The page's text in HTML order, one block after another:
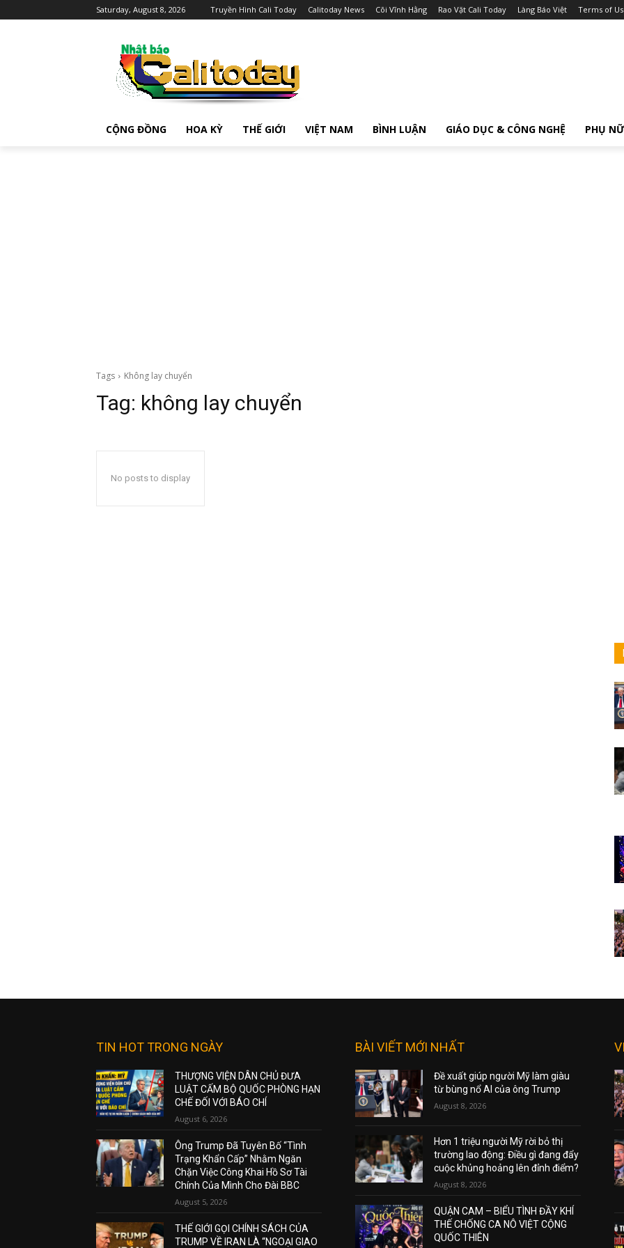
Saturday, August 8, 2026 Truyền Hình Cali Today Calitoday News Cõi Vĩnh Hằng Rao Vặt Cali Today Làng Báo Việt Terms of
CỘNG ĐỒNG HOA KỲ THẾ GIỚI VIỆT NAM BÌNH LUẬN GIÁO DỤC & CÔNG NGHỆ PHỤ NỮ
Tags Không lay chuyển
Tag: không lay chuyển
No posts to display
TIN HOT TRONG NGÀY
THƯỢNG VIỆN DÂN CHỦ ĐƯA
LUẬT CẤM BỘ QUỐC PHÒNG HẠN
CHẾ ĐỐI VỚI BÁO CHÍ
August 6, 2026
Ông Trump Đã Tuyên Bố “Tình
Trạng Khẩn Cấp” Nhằm Ngăn
Chặn Việc Công Khai Hồ Sơ Tài
Chính Của Mình Cho Đài BBC
August 5, 2026
THẾ GIỚI GỌI CHÍNH SÁCH CỦA
TRUMP VỀ IRAN LÀ “NGOẠI GIAO
BÀI VIẾT MỚI NHẤT
Đề xuất giúp người Mỹ làm giàu
từ bùng nổ AI của ông Trump
August 8, 2026
Hơn 1 triệu người Mỹ rời bỏ thị
trường lao động: Điều gì đang đẩy
cuộc khủng hoảng lên đỉnh điểm?
August 8, 2026
QUẬN CAM – BIỂU TÌNH ĐẦY KHÍ
THẾ CHỐNG CA NÔ VIỆT CỘNG
QUỐC THIÊN